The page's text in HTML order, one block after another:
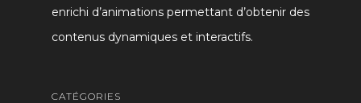
enrichi d’animations permettant d’obtenir des
contenus dynamiques et interactifs.
CATÉGORIES